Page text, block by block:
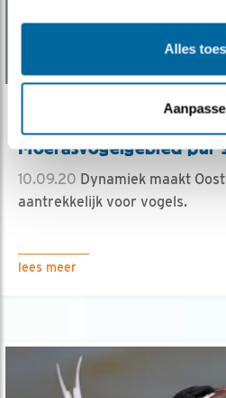
Alles
Moerasvogelgebied pur
10.09.20 Dynamiek maakt
aantrekkelijk voor vogels.
lees meer